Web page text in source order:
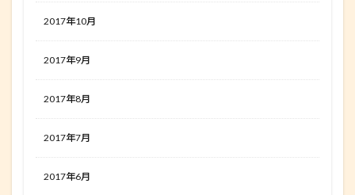
2017年10月
2017年9月
2017年8月
2017年7月
2017年6月